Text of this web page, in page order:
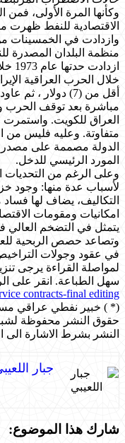
وكأنها المرة الأولى، فمن
الاقتصادية للنفط ظهرت
وازدادت في الخمسينات
منظمة البلدان المصدرة
خلال الحرب العراقية
أقل من (7) دولار ،
مباشرة بعد توقف الحرب
العراق للكويت.
متفاوتة. وعليه فليس من
الدولة مصممة على مصدر
المورد الرئيسي للدخل.
وعلى الرغم من التحديات
لأسباب عدة منها: وجود
التكاليف، يضاف لها
امكانيات ومقومات
يتمثل في التضخم العالي
وتصاعد حصص الربحية
في عقود وجولات
لمواصلة القراءة يرجى
سهل الطباعة. انقر على
contracts-final editing
(* ) خبير نفطي عراقي
حقوق النشر محفوظة
النشر بشرط الاشارة الى المصدر. 9
جبار
شارك هذا الموضوع: